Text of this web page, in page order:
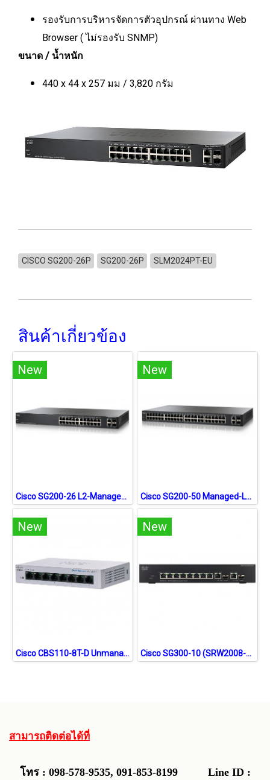
รองรับการบริหารจัดการตัวอุปกรณ์ ผ่านทาง Web
Browser ( ไม่รองรับ SNMP)
ขนาด / น้ำหนัก
440 x 44 x 257 มม / 3,820 กรัม
CISCO SG200-26P SG200-26P SLM2024PT-EU
สินค้าเกี่ยวข้อง
New
Cisco SG200-26 L2-Managed Gigabit Switch 24 Port, 2 Port mini-Gbic ทำ VLAN ควบคุมผ่าน Web
New
Cisco SG200-50 Managed-L2 Gigabit Switch 48 port 2 Port SFP, 2Port mini-Gbic รองรับ Trunking,QOS และ WebView
New
Cisco CBS110-8T-D Unmanaged Gigabit Switch
New
Cisco SG300-10 (SRW2008-K9-G5) L3-Managed Switch 8 Port ความเร็ว Gigabit พร้อม 2 Port SFP หรือ Mini-GBIC รองรับ Static Routing, VLANs ควบคุมผ่าน Web
สามารถติดต่อได้ที่
โทร : 098-578-9535, 091-853-8199 Line ID :